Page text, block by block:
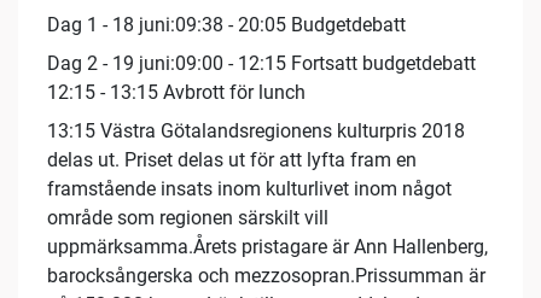
Dag 1 - 18 juni:09:38 - 20:05 Budgetdebatt
Dag 2 - 19 juni:09:00 - 12:15 Fortsatt budgetdebatt
12:15 - 13:15 Avbrott för lunch
13:15 Västra Götalandsregionens kulturpris 2018
delas ut. Priset delas ut för att lyfta fram en
framstående insats inom kulturlivet inom något
område som regionen särskilt vill
uppmärksamma.Årets pristagare är Ann Hallenberg,
barocksångerska och mezzosopran.Prissumman är